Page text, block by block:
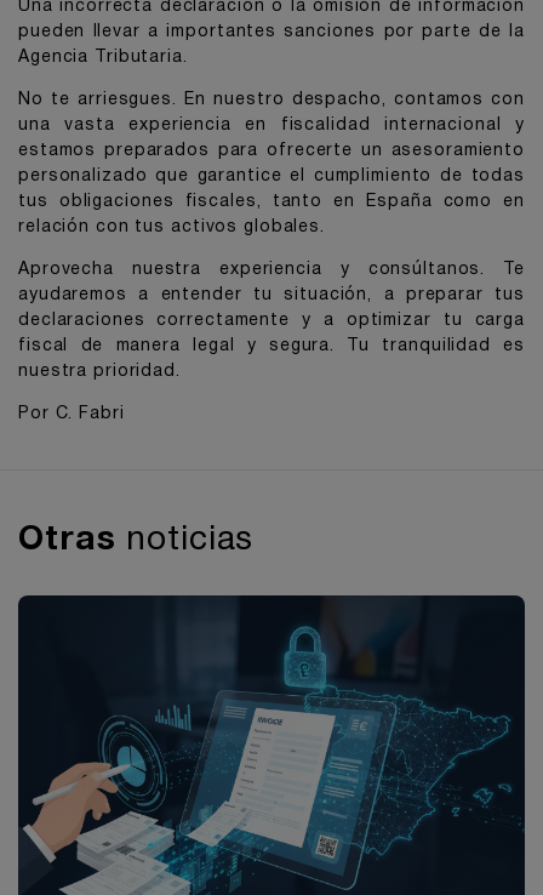
Una incorrecta declaración o la omisión de información
pueden llevar a importantes sanciones por parte de la
Agencia Tributaria.
No te arriesgues. En nuestro despacho, contamos con
una vasta experiencia en fiscalidad internacional y
estamos preparados para ofrecerte un asesoramiento
personalizado que garantice el cumplimiento de todas
tus obligaciones fiscales, tanto en España como en
relación con tus activos globales.
Aprovecha nuestra experiencia y consúltanos. Te
ayudaremos a entender tu situación, a preparar tus
declaraciones correctamente y a optimizar tu carga
fiscal de manera legal y segura. Tu tranquilidad es
nuestra prioridad.
Por C. Fabri
Otras noticias